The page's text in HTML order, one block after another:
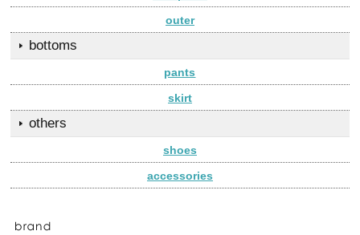
outer
bottoms
pants
skirt
others
shoes
accessories